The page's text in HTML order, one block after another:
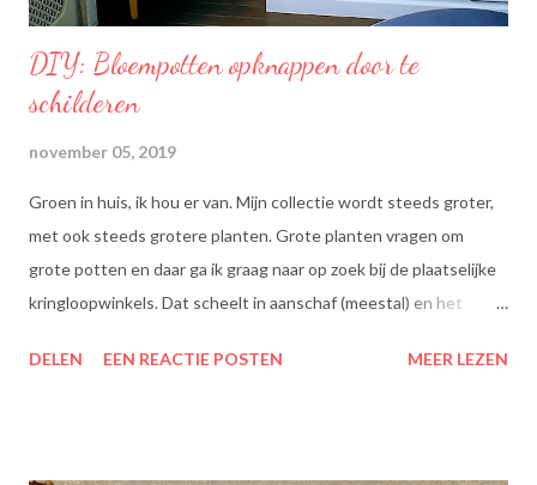
DIY: Bloempotten opknappen door te
schilderen
november 05, 2019
Groen in huis, ik hou er van. Mijn collectie wordt steeds groter,
met ook steeds grotere planten. Grote planten vragen om
grote potten en daar ga ik graag naar op zoek bij de plaatselijke
kringloopwinkels. Dat scheelt in aanschaf (meestal) en het
voor onze planeet, nietwaar?
DELEN EEN REACTIE POSTEN MEER LEZEN